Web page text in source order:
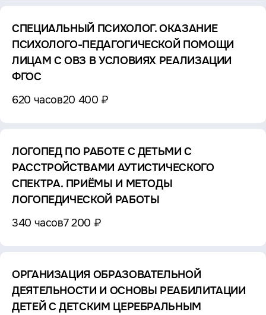
СПЕЦИАЛЬНЫЙ ПСИХОЛОГ. ОКАЗАНИЕ
ПСИХОЛОГО-ПЕДАГОГИЧЕСКОЙ ПОМОЩИ
ЛИЦАМ С ОВЗ В УСЛОВИЯХ РЕАЛИЗАЦИИ
ФГОС
620 часов20 400 ₽
ЛОГОПЕД ПО РАБОТЕ С ДЕТЬМИ С
РАССТРОЙСТВАМИ АУТИСТИЧЕСКОГО
СПЕКТРА. ПРИЁМЫ И МЕТОДЫ
ЛОГОПЕДИЧЕСКОЙ РАБОТЫ
340 часов7 200 ₽
ОРГАНИЗАЦИЯ ОБРАЗОВАТЕЛЬНОЙ
ДЕЯТЕЛЬНОСТИ И ОСНОВЫ РЕАБИЛИТАЦИИ
ДЕТЕЙ С ДЕТСКИМ ЦЕРЕБРАЛЬНЫМ